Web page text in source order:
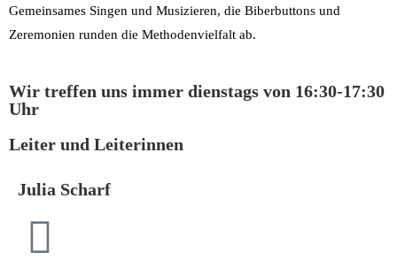
Gemeinsames Singen und Musizieren, die Biberbuttons und
Zeremonien runden die Methodenvielfalt ab.
Wir treffen uns immer dienstags von 16:30-17:30
Uhr
Leiter und Leiterinnen
Julia Scharf